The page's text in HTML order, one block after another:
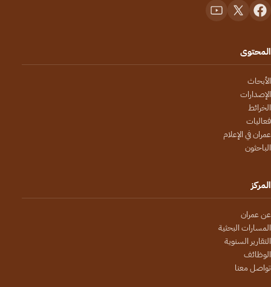
المحتوى
الأبحاث
الإصدارات
الخرائط
فعاليات
عمران في الإعلام
الباحثون
المركز
عن عمران
المسارات البحثية
التقارير السنوية
الوظائف
تواصل معنا